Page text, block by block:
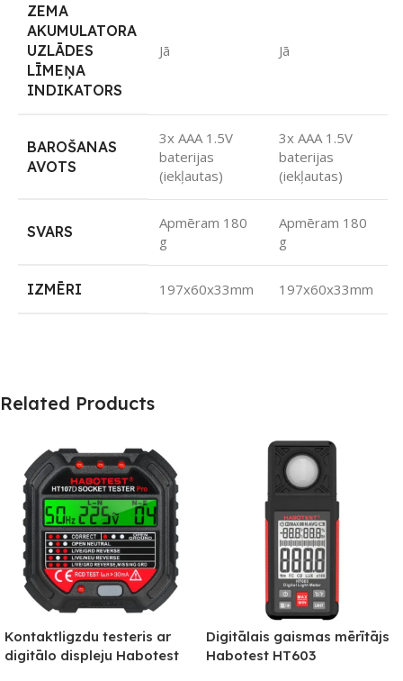
ZEMA
AKUMULATORA
UZLĀDES
LĪMEŅA
INDIKATORS
Jā Jā
BAROŠANAS
AVOTS
3x AAA 1.5V
baterijas
(iekļautas)
3x AAA 1.5V
baterijas
(iekļautas)
SVARS
Apmēram 180
g
Apmēram 180
g
IZMĒRI 197x60x33mm 197x60x33mm
Related Products
Kontaktligzdu testeris ar
digitālo displeju Habotest
Digitālais gaismas mērītājs
Habotest HT603